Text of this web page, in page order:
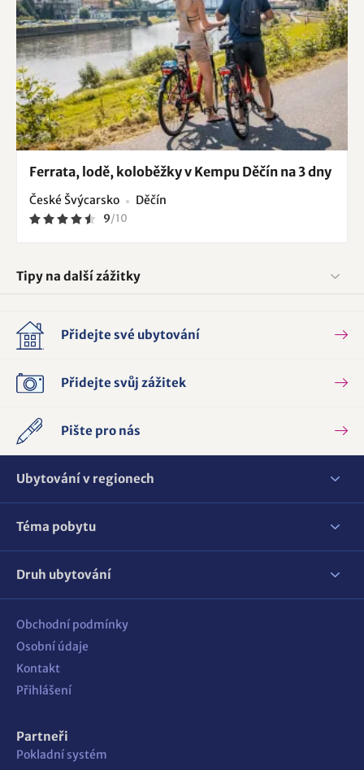
Ferrata, lodě, koloběžky v Kempu Děčín na 3 dny
České Švýcarsko Děčín
9/10
Tipy na další zážitky
Přidejte své ubytování
Přidejte svůj zážitek
Pište pro nás
Ubytování v regionech
Téma pobytu
Druh ubytování
Obchodní podmínky
Osobní údaje
Kontakt
Přihlášení
Partneři
Pokladní systém